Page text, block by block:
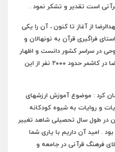
است تقدیر و تشکر نمود .
از آغاز تا کنون ، آن را یکی
فراگیری قرآن به نونهالان و
در سراسر کشور دانست و اظهار
داشت : از ابتدای تأسیس مهدالرضا در کاشمر حدود ۲۰۰۰ نفر از این
کرد : موضوع آموزش ارزشهای
و روایات به شیوه کودکانه
در طول سال تحصیلی شاهد تغییر
بود . امید آن داریم با یاری شما
فرهنگ قرآنی در جامعه و